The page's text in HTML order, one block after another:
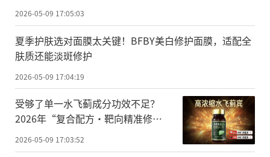
2026-05-09 17:05:03
夏季护肤选对面膜太关键！BFBY美白修护面膜，适配全
肤质还能淡斑修护
2026-05-09 17:04:19
受够了单一水飞蓟成分功效不足？
2026年“复合配方·靶向精准修
复”元年，适配现代快节奏生活的脂肪
肝护肝品牌横评
2026-05-09 17:03:52